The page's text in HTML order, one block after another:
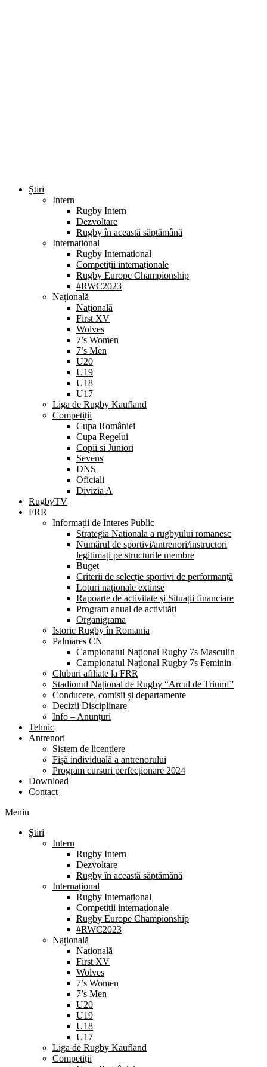
Știri
Intern
Rugby Intern
Dezvoltare
Rugby în această săptămână
Internațional
Rugby Internațional
Competiții internaționale
Rugby Europe Championship
#RWC2023
Națională
Națională
First XV
Wolves
7’s Women
7’s Men
U20
U19
U18
U17
Liga de Rugby Kaufland
Competiții
Cupa României
Cupa Regelui
Copii si Juniori
Sevens
DNS
Oficiali
Divizia A
RugbyTV
FRR
Informații de Interes Public
Strategia Nationala a rugbyului romanesc
Numărul de sportivi/antrenori/instructori
legitimați pe structurile membre
Buget
Criterii de selecție sportivi de performanță
Loturi naționale extinse
Rapoarte de activitate și Situații financiare
Program anual de activități
Organigrama
Istoric Rugby în Romania
Palmares CN
Campionatul Național Rugby 7s Masculin
Campionatul Național Rugby 7s Feminin
Cluburi afiliate la FRR
Stadionul Național de Rugby “Arcul de Triumf”
Conducere, comisii și departamente
Decizii Disciplinare
Info – Anunțuri
Tehnic
Antrenori
Sistem de licențiere
Fișă individuală a antrenorului
Program cursuri perfecționare 2024
Download
Contact
Meniu
Știri
Intern
Rugby Intern
Dezvoltare
Rugby în această săptămână
Internațional
Rugby Internațional
Competiții internaționale
Rugby Europe Championship
#RWC2023
Națională
Națională
First XV
Wolves
7’s Women
7’s Men
U20
U19
U18
U17
Liga de Rugby Kaufland
Competiții